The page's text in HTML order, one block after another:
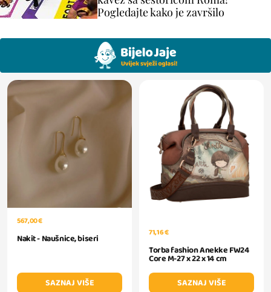
Pogledajte kako je završilo
567,00 €
Nakit - Naušnice, biseri
SAZNAJ VIŠE
71,16 €
Torba fashion Anekke FW24
Core M-27 x 22 x 14 cm
SAZNAJ VIŠE